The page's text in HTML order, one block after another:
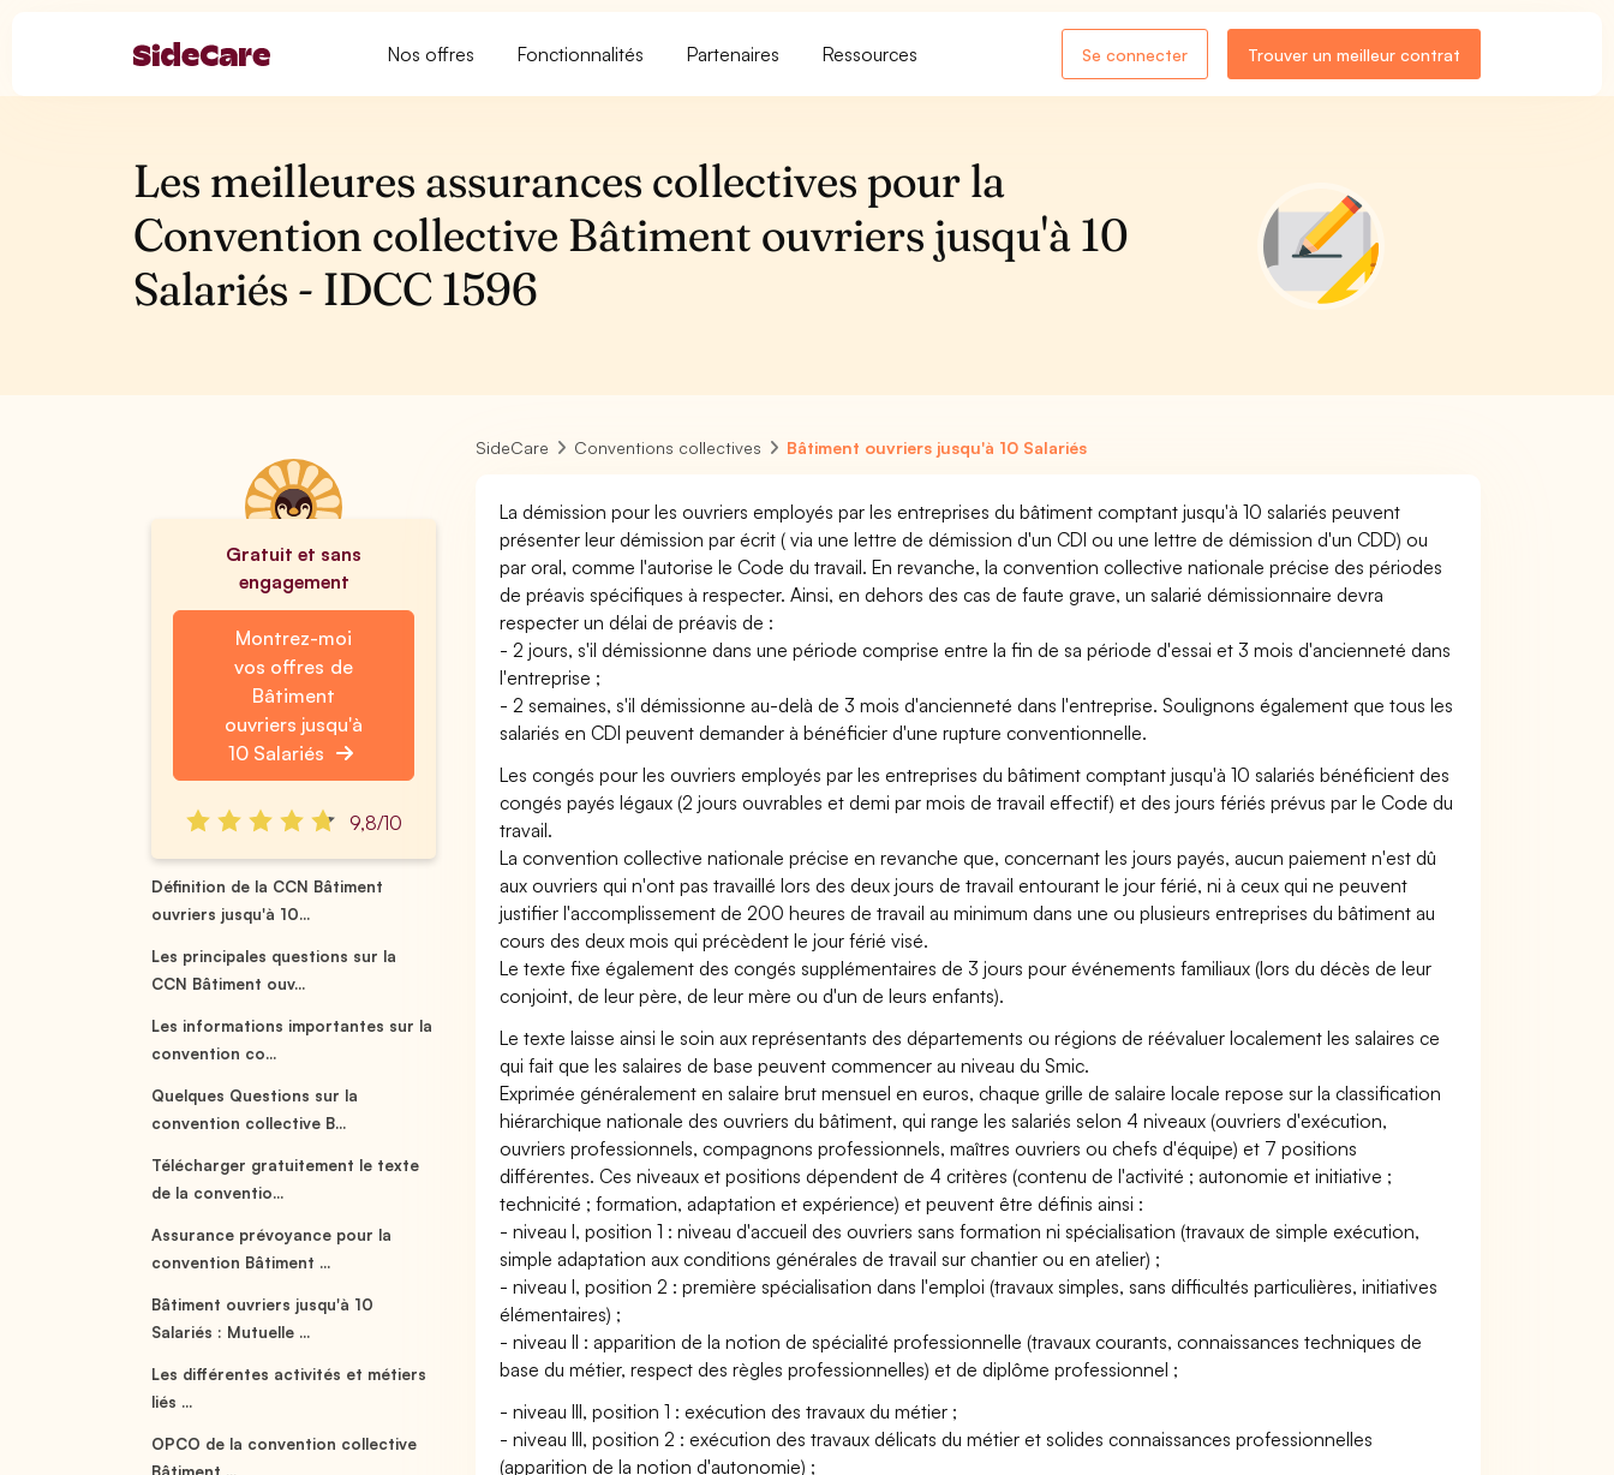
Nos offres Fonctionnalités Partenaires Ressources Se connecter Trouver un meilleur contrat
Les meilleures assurances collectives pour la
Convention collective Bâtiment ouvriers jusqu'à 10
Salariés - IDCC 1596
Gratuit et sans
engagement
Montrez-moi
vos offres de
Bâtiment
ouvriers jusqu'à
10 Salariés
9,8/10
Définition de la CCN Bâtiment
ouvriers jusqu'à 10...
Les principales questions sur la
CCN Bâtiment ouv...
Les informations importantes sur la
convention co...
Quelques Questions sur la
convention collective B...
Télécharger gratuitement le texte
de la conventio...
Assurance prévoyance pour la
convention Bâtiment ...
Bâtiment ouvriers jusqu'à 10
Salariés : Mutuelle ...
Les différentes activités et métiers
liés ...
OPCO de la convention collective
SideCare Conventions collectives Bâtiment ouvriers jusqu'à 10 Salariés
La démission pour les ouvriers employés par les entreprises du bâtiment comptant jusqu'à 10 salariés peuvent
présenter leur démission par écrit ( via une lettre de démission d'un CDI ou une lettre de démission d'un CDD) ou
par oral, comme l'autorise le Code du travail. En revanche, la convention collective nationale précise des périodes
de préavis spécifiques à respecter. Ainsi, en dehors des cas de faute grave, un salarié démissionnaire devra
respecter un délai de préavis de :
- 2 jours, s'il démissionne dans une période comprise entre la fin de sa période d'essai et 3 mois d'ancienneté dans
l'entreprise ;
- 2 semaines, s'il démissionne au-delà de 3 mois d'ancienneté dans l'entreprise. Soulignons également que tous les
salariés en CDI peuvent demander à bénéficier d'une rupture conventionnelle.
Les congés pour les ouvriers employés par les entreprises du bâtiment comptant jusqu'à 10 salariés bénéficient des
congés payés légaux (2 jours ouvrables et demi par mois de travail effectif) et des jours fériés prévus par le Code du
travail.
La convention collective nationale précise en revanche que, concernant les jours payés, aucun paiement n'est dû
aux ouvriers qui n'ont pas travaillé lors des deux jours de travail entourant le jour férié, ni à ceux qui ne peuvent
justifier l'accomplissement de 200 heures de travail au minimum dans une ou plusieurs entreprises du bâtiment au
cours des deux mois qui précèdent le jour férié visé.
Le texte fixe également des congés supplémentaires de 3 jours pour événements familiaux (lors du décès de leur
conjoint, de leur père, de leur mère ou d'un de leurs enfants).
Le texte laisse ainsi le soin aux représentants des départements ou régions de réévaluer localement les salaires ce
qui fait que les salaires de base peuvent commencer au niveau du Smic.
Exprimée généralement en salaire brut mensuel en euros, chaque grille de salaire locale repose sur la classification
hiérarchique nationale des ouvriers du bâtiment, qui range les salariés selon 4 niveaux (ouvriers d'exécution,
ouvriers professionnels, compagnons professionnels, maîtres ouvriers ou chefs d'équipe) et 7 positions
différentes. Ces niveaux et positions dépendent de 4 critères (contenu de l'activité ; autonomie et initiative ;
technicité ; formation, adaptation et expérience) et peuvent être définis ainsi :
- niveau I, position 1 : niveau d'accueil des ouvriers sans formation ni spécialisation (travaux de simple exécution,
simple adaptation aux conditions générales de travail sur chantier ou en atelier) ;
- niveau I, position 2 : première spécialisation dans l'emploi (travaux simples, sans difficultés particulières, initiatives
élémentaires) ;
- niveau II : apparition de la notion de spécialité professionnelle (travaux courants, connaissances techniques de
base du métier, respect des règles professionnelles) et de diplôme professionnel ;
- niveau III, position 1 : exécution des travaux du métier ;
- niveau III, position 2 : exécution des travaux délicats du métier et solides connaissances professionnelles
(apparition de la notion d'autonomie) ;